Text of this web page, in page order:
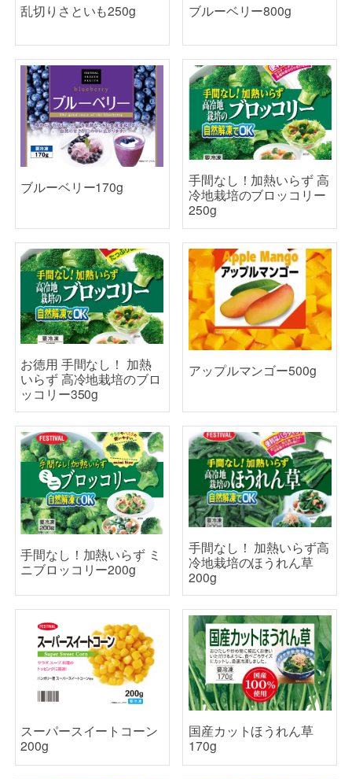
乱切りさといも250g ブルーベリー800g
ブルーベリー170g
手間なし！加熱いらず 高
冷地栽培のブロッコリー
250g
お徳用 手間なし！ 加熱
いらず 高冷地栽培のブロ
ッコリー350g
アップルマンゴー500g
手間なし！加熱いらず ミ
ニブロッコリー200g
手間なし！ 加熱いらず高
冷地栽培のほうれん草
200g
スーパースイートコーン
200g
国産カットほうれん草
170g